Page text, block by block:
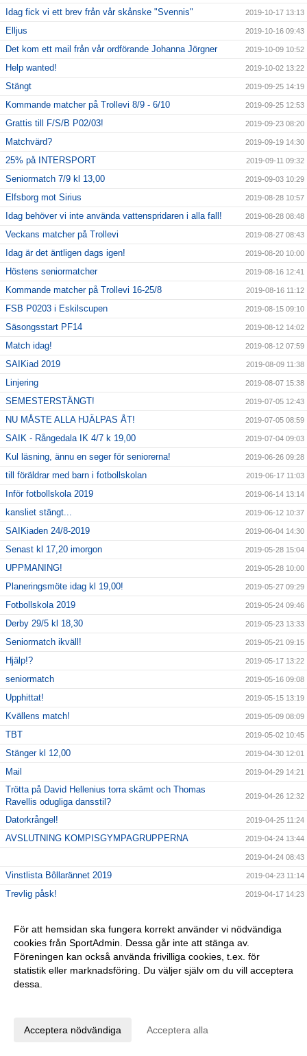
Idag fick vi ett brev från vår skånske "Svennis" 2019-10-17 13:13
Elljus 2019-10-16 09:43
Det kom ett mail från vår ordförande Johanna Jörgner 2019-10-09 10:52
Help wanted! 2019-10-02 13:22
Stängt 2019-09-25 14:19
Kommande matcher på Trollevi 8/9 - 6/10 2019-09-25 12:53
Grattis till F/S/B P02/03! 2019-09-23 08:20
Matchvärd? 2019-09-19 14:30
25% på INTERSPORT 2019-09-11 09:32
Seniormatch 7/9 kl 13,00 2019-09-03 10:29
Elfsborg mot Sirius 2019-08-28 10:57
Idag behöver vi inte använda vattenspridaren i alla fall! 2019-08-28 08:48
Veckans matcher på Trollevi 2019-08-27 08:43
Idag är det äntligen dags igen! 2019-08-20 10:00
Höstens seniormatcher 2019-08-16 12:41
Kommande matcher på Trollevi 16-25/8 2019-08-16 11:12
FSB P0203 i Eskilscupen 2019-08-15 09:10
Säsongsstart PF14 2019-08-12 14:02
Match idag! 2019-08-12 07:59
SAIKiad 2019 2019-08-09 11:38
Linjering 2019-08-07 15:38
SEMESTERSTÄNGT! 2019-07-05 12:43
NU MÅSTE ALLA HJÄLPAS ÅT! 2019-07-05 08:59
SAIK - Rångedala IK 4/7 k 19,00 2019-07-04 09:03
Kul läsning, ännu en seger för seniorerna! 2019-06-26 09:28
till föräldrar med barn i fotbollskolan 2019-06-17 11:03
Inför fotbollskola 2019 2019-06-14 13:14
kansliet stängt... 2019-06-12 10:37
SAIKiaden 24/8-2019 2019-06-04 14:30
Senast kl 17,20 imorgon 2019-05-28 15:04
UPPMANING! 2019-05-28 10:00
Planeringsmöte idag kl 19,00! 2019-05-27 09:29
Fotbollskola 2019 2019-05-24 09:46
Derby 29/5 kl 18,30 2019-05-23 13:33
Seniormatch ikväll! 2019-05-21 09:15
Hjälp!? 2019-05-17 13:22
seniormatch 2019-05-16 09:08
Upphittat! 2019-05-15 13:19
Kvällens match! 2019-05-09 08:09
TBT 2019-05-02 10:45
Stänger kl 12,00 2019-04-30 12:01
Mail 2019-04-29 14:21
Trötta på David Hellenius torra skämt och Thomas
Ravellis odugliga dansstil?
2019-04-26 12:32
Datorkrångel! 2019-04-25 11:24
AVSLUTNING KOMPISGYMPAGRUPPERNA 2019-04-24 13:44
2019-04-24 08:43
Vinstlista Bôllarännet 2019 2019-04-23 11:14
Trevlig påsk! 2019-04-17 14:23
Seriepremiär 17/4 kl 18,30 2019-04-16 07:59
Nyckel
Hallå alla barn födda 2013 2019-04-08 23:39
Fotbollsskola 2019
För att hemsidan ska fungera korrekt använder vi nödvändiga
cookies från SportAdmin. Dessa går inte att stänga av.
Föreningen kan också använda frivilliga cookies, t.ex. för
statistik eller marknadsföring. Du väljer själv om du vill acceptera
dessa.
Acceptera nödvändiga Acceptera alla